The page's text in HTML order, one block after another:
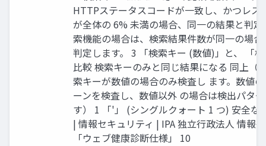
HTTPステータスコードが一致し、かつレ
が全体の 6% 未満の場合、同一の結果と判
索機能の場合は、検索結果件数が同一の場
判定します。 3 「検索キー (数値)」と、 「
比較 検索キーのみと同じ結果になる 同上（
索キーが数値の場合のみ検査し ます。数値
ーンを検査し、数値以外 の場合は検出パタ
す） 1 「'」 (シングルクォート 1 つ) 安全な
| 情報セキュリティ | IPA 独立行政法人 情報
「ウェブ健康診断仕様」 10